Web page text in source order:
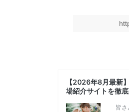
【2026年8月最新
場紹介サイトを徹
皆